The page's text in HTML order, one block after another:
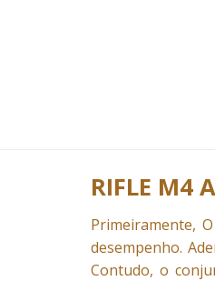
RIFLE M4
Primeiramente,
desempenho.
Contudo, o